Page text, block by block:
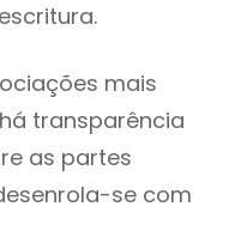
mais
transparência
as partes
se com